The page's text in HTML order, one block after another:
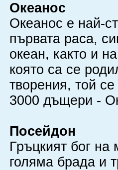
Океанос
Океанос е най-
първата раса,
океан, както и
която са се
творения, той
3000 дъщери -
Посейдон
Гръцкият бог на
голяма брада и